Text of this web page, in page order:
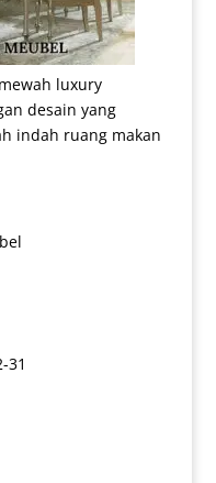
luxury
desain yang
indah ruang makan
31